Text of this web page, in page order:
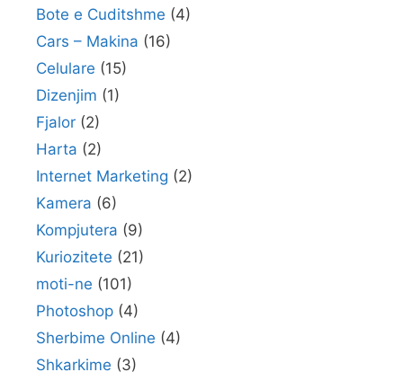
Bote e Cuditshme (4)
Cars – Makina (16)
Celulare (15)
Dizenjim (1)
Fjalor (2)
Harta (2)
Internet Marketing (2)
Kamera (6)
Kompjutera (9)
Kuriozitete (21)
moti-ne (101)
Photoshop (4)
Sherbime Online (4)
Shkarkime (3)